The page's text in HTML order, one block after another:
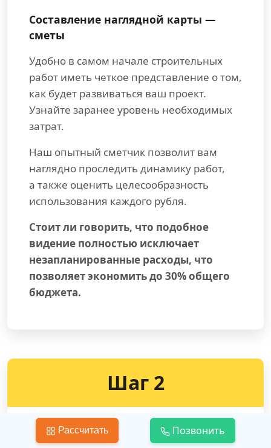
Составление наглядной карты —
сметы
Удобно в самом начале строительных
работ иметь четкое представление о том,
как будет развиваться ваш проект.
Узнайте заранее уровень необходимых
затрат.
Наш опытный сметчик позволит вам
наглядно проследить динамику работ,
а также оценить целесообразность
использования каждого рубля.
Стоит ли говорить, что подобное
видение полностью исключает
незапланированные расходы, что
позволяет экономить до 30% общего
бюджета.
Шаг 2
Заключение Договора подряда
Рассчитать Позвонить